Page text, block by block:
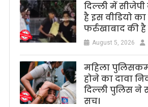
दिल्ली में सीजेपी
है इस वीडियो
फर्रुखाबाद की है
August 5, 2026
महिला
होने का दावा
दिल्ली पुलिस ने
सच।